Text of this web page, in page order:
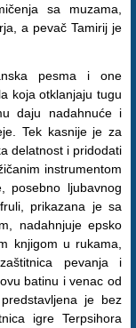
sa muzama,
a pevač Tamirij je
pesma i one
koja otklanjaju tugu
daju nadahnuće i
Tek kasnije je za
delatnost i pridodati
instrumentom
posebno ljubavnog
prikazana je sa
nadahnjuje epsko
knjigom u rukama,
pevanja i
batinu i venac od
je bez
igre Terpsihora